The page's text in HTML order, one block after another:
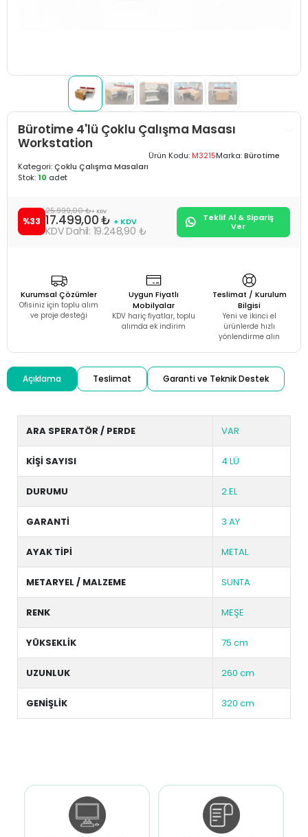
Bürotime 4'lü Çoklu Çalışma Masası
Workstation
Kategori:Çoklu Çalışma Masaları
Ürün Kodu: M3215Marka:Bürotime
Stok: 10 adet
%33
25.999,00 ₺+ KDV
17.499,00 ₺ + KDV
19.248,90 ₺
Teklif Al & Sipariş
Ver
Kurumsal Çözümler
Ofisiniz için toplu alım
ve proje desteği
Uygun Fiyatlı
Mobilyalar
KDV hariç fiyatlar, toplu
alımda ek indirim
Teslimat / Kurulum
Bilgisi
Yeni ve ikinci el
ürünlerde hızlı
yönlendirme alın
Açıklama Teslimat Garanti ve Teknik Destek
ARA SPERATÖR / PERDE VAR
KİŞİ SAYISI 4 LÜ
DURUMU 2.EL
GARANTİ 3 AY
AYAK TİPİ METAL
METARYEL / MALZEME SUNTA
RENK MEŞE
YÜKSEKLİK 75 cm
UZUNLUK 260 cm
GENİŞLİK 320 cm